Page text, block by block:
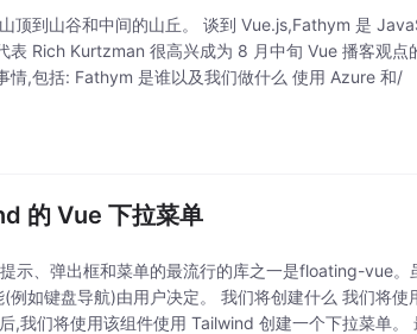
顶到山谷和中间的山丘。 谈到 Vue.js,Fathym 是
表 Rich Kurtzman 很高兴成为 8 月中旬 Vue 播客观点
情,包括: Fathym 是谁以及我们做什么 使用 Azure 和/
的 Vue 下拉菜单
示、弹出框和菜单的最流行的库之一是floating-vue
例如键盘导航)由用户决定。 我们将创建什么 我们将
,我们将使用该组件使用 Tailwind 创建一个下拉菜单。